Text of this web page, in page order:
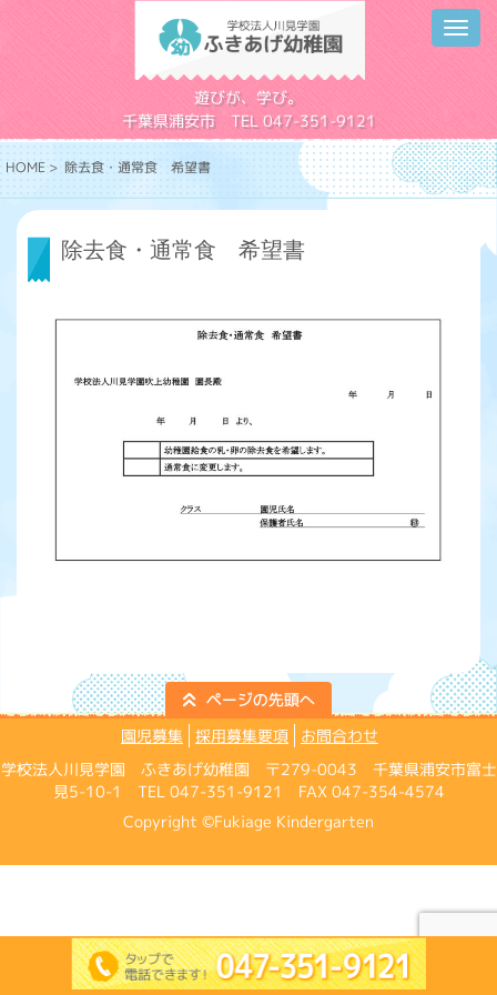
遊びが、学び。
千葉県浦安市 TEL 047-351-9121
HOME> 除去食・通常食 希望書
除去食・通常食 希望書
園児募集 採用募集要項
お問合わせ
学校法人川見学園 ふきあげ幼稚園 〒279-0043 千葉県浦安市富士
見5-10-1 TEL 047-351-9121 FAX 047-354-4574
Copyright ©Fukiage Kindergarten